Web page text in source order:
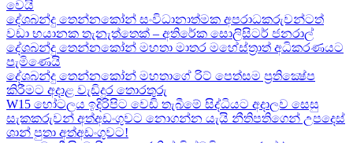
වෙයි
දේශබන්දු තෙන්නකෝන් සංවිධානාත්මක අපරාධකරුවන්ටත්
වඩා භයානක තැනැත්තෙක් – අතිරේක සොලිසිටර් ජනරාල්
දේශබන්දු තෙන්නකෝන් මහතා මාතර මහේස්ත්‍රාත් අධිකරණයට
පැමිණෙයි
දේශබන්දු තෙන්නකෝන් මහතාගේ රිට් පෙත්සම ප්‍රතික්‍ෂේප
කිරීමට අදාළ වැඩිදුර තොරතුරු
W15 හෝටලය ඉදිරිපිට වෙඩි තැබීමේ සිද්ධියට අදාලව​ සෙසු
සැකකරුවන් අත්අඩංගුවට නොගන්න යැයි නීතිපතිගෙන් උපදෙස්
ශාන් පුතා අත්අඩංගුවට!